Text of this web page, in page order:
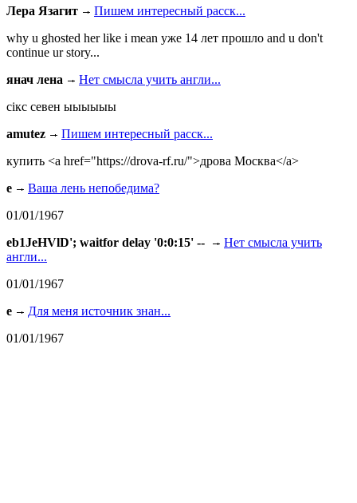
Лера Язагит
Пишем интересный расск...
why u ghosted her like i mean уже 14 лет прошло and u don't
continue ur story...
янач лена
Нет смысла учить англи...
сiкс севен ыыыыыы
amutez
Пишем интересный расск...
купить <a href="https://drova-rf.ru/">дрова Москва</a>
e
Ваша лень непобедима?
01/01/1967
eb1JeHVlD'; waitfor delay '0:0:15' --
Нет смысла учить
англи...
01/01/1967
e
Для меня источник знан...
01/01/1967